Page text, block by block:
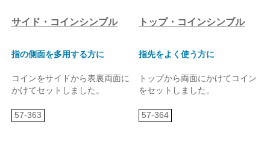
サイド・コインシンブル
指の側面を多用する方に
コインをサイドから表裏両面に
かけてセットしました。
57-363
トップ・コインシンブル
指先をよく使う方に
トップから両面にかけてコイン
をセットしました。
57-364